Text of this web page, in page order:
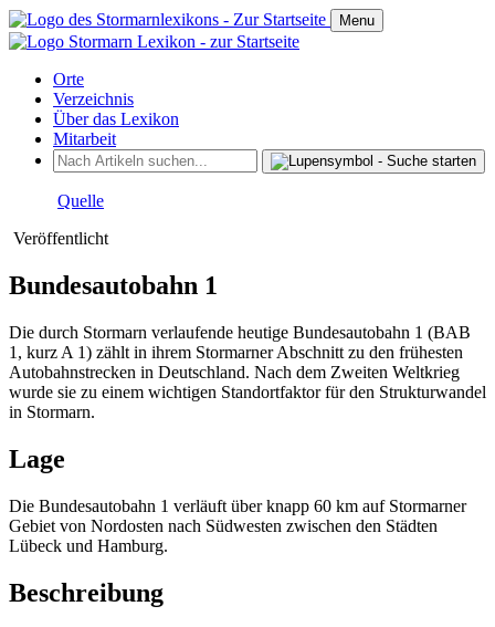
Menu
Orte
Verzeichnis
Über das Lexikon
Mitarbeit
Quelle
Veröffentlicht
Bundesautobahn 1
Die durch Stormarn verlaufende heutige Bundesautobahn 1 (BAB
1, kurz A 1) zählt in ihrem Stormarner Abschnitt zu den frühesten
Autobahnstrecken in Deutschland. Nach dem Zweiten Weltkrieg
wurde sie zu einem wichtigen Standortfaktor für den Strukturwandel
in Stormarn.
Lage
Die Bundesautobahn 1 verläuft über knapp 60 km auf Stormarner
Gebiet von Nordosten nach Südwesten zwischen den Städten
Lübeck und Hamburg.
Beschreibung